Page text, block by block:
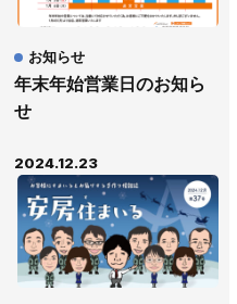
年末年始営業日のお知ら
せ
お知らせ
2024.12.23